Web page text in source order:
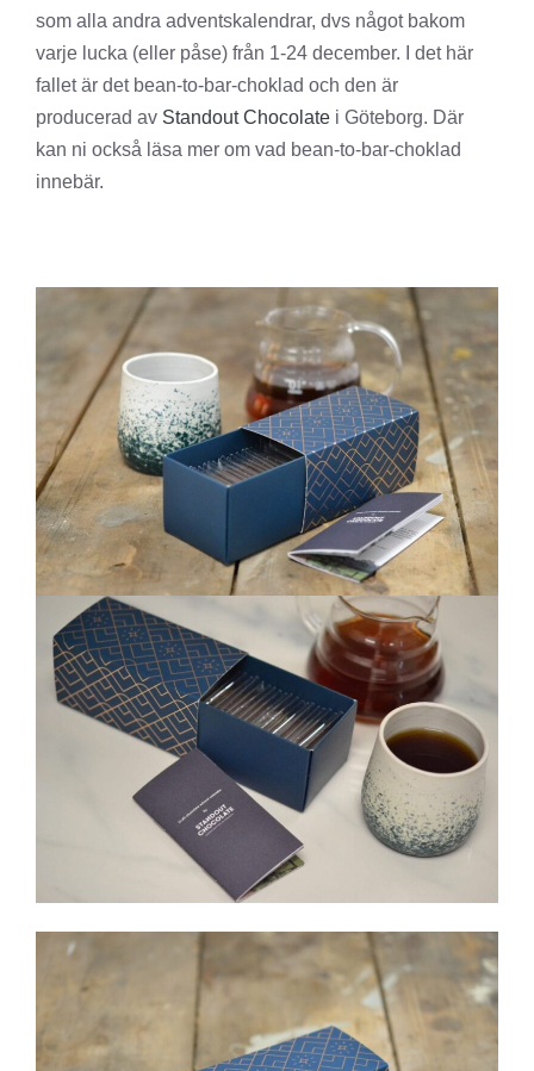
som alla andra adventskalendrar, dvs något bakom
varje lucka (eller påse) från 1-24 december. I det här
fallet är det bean-to-bar-choklad och den är
producerad av Standout Chocolate i Göteborg. Där
kan ni också läsa mer om vad bean-to-bar-choklad
innebär.